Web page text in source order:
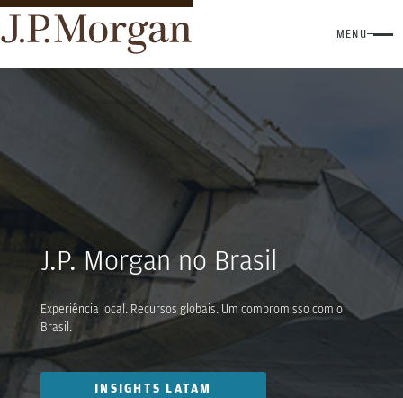
MENU
J.P. Morgan no Brasil
Experiência local. Recursos globais. Um compromisso com o
Brasil.
INSIGHTS LATAM